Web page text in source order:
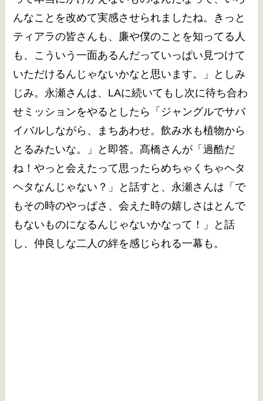
んなことを改めて実感させられましたね。きっと
ティアラの皆さんも、廉や僕のことを知ってる人
も、こういう一面あるんだっていっぱい見つけて
いただけるんじゃないかなと思います。」としみ
じみ。永瀬さんは、LAに続いてもし次に待ち合わ
せミッションをやるとしたら「ジャングルでサバ
イバルしながら、まちあわせ。飲み水も植物から
とるみたいな。」と即答。髙橋さんが「過酷だ
ね！やっと会えたって思ったらめちゃくちゃヘタ
ヘタなんじゃない？」と話すと、永瀬さんは「で
もその時のやっぱさ、会えた時の嬉しさはとんで
もないものになるんじゃないかなって！」と話
し、仲良しな二人の絆を感じられる一幕も。